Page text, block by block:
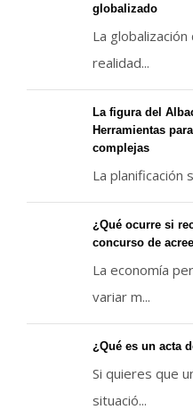
globalizado
La
realidad...
La figura del
Herramientas
complejas
La planificación
¿Qué ocurre si
concurso de
La economía
variar m...
¿Qué es un acta
Si quieres que
situació...